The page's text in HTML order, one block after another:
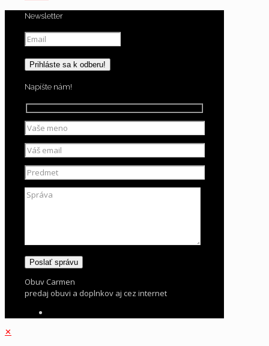
Newsletter
Napíšte nám!
Obuv Carmen
predaj obuvi a doplnkov aj cez internet
✕